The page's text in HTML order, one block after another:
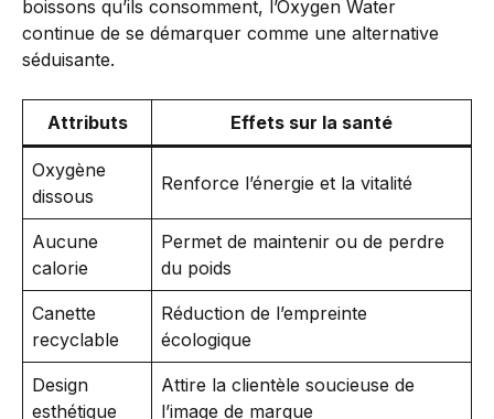
boissons qu’ils consomment, l’Oxygen Water
continue de se démarquer comme une alternative
séduisante.
Attributs Effets sur la santé
Oxygène
dissous
Renforce l’énergie et la vitalité
Aucune
calorie
Permet de maintenir ou de perdre
du poids
Canette
recyclable
Réduction de l’empreinte
écologique
Design
esthétique
Attire la clientèle soucieuse de
l’image de marque